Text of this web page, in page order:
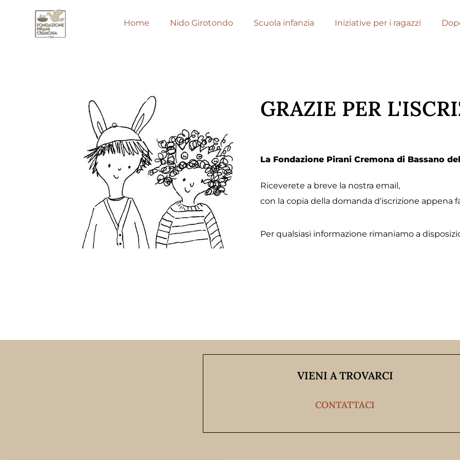
Home Nido Girotondo Scuola infanzia Iniziative per i ragazzi
GRAZIE PER
La Fondazione Pirani Cremona di Bassano
Riceverete a breve la nostra email,
con la copia della domanda d'iscrizione appena
Per qualsiasi informazione rimaniamo a
VIENI A TROVARCI
CONTATTACI